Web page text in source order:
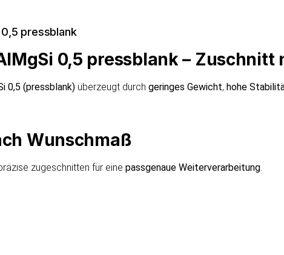
pressblank
0,5 pressblank – Zuschnitt
0,5 (pressblank) überzeugt durch geringes Gewicht, hohe
Wunschmaß
zugeschnitten für eine passgenaue Weiterverarbeitung